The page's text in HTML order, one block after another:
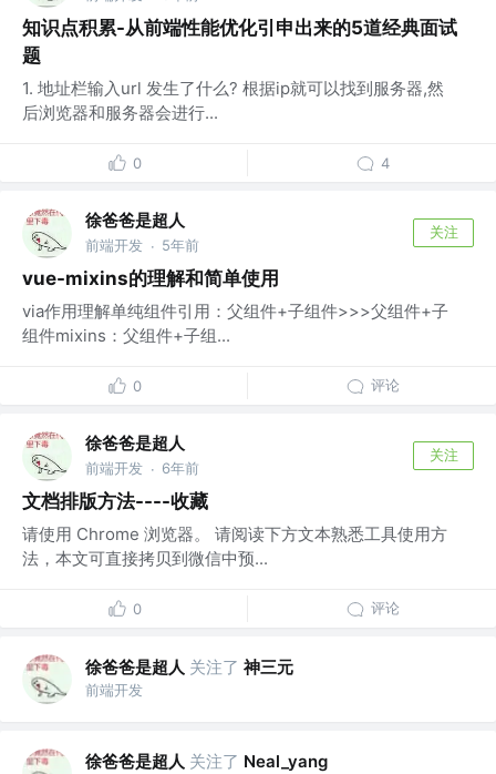
知识点积累-从前端性能优化引申出来的5道经典面试
题
1. 地址栏输入url 发生了什么? 根据ip就可以找到服务器,然
后浏览器和服务器会进行...
0 4
徐爸爸是超人
前端开发 · 5年前
关注
vue-mixins的理解和简单使用
via作用理解单纯组件引用：父组件+子组件>>>父组件+子
组件mixins：父组件+子组...
0 评论
徐爸爸是超人
前端开发 · 6年前
关注
文档排版方法----收藏
请使用 Chrome 浏览器。 请阅读下方文本熟悉工具使用方
法，本文可直接拷贝到微信中预...
0 评论
徐爸爸是超人 关注了 神三元
前端开发
徐爸爸是超人 关注了 Neal_yang